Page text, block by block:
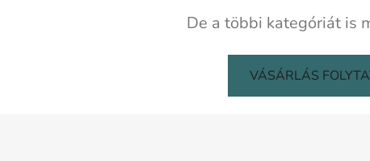
De a többi kategóriát is
VÁSÁRLÁS